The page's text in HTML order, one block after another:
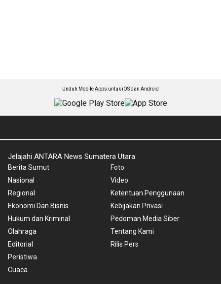
Unduh Mobile Apps untuk iOS dan Android
Jelajahi ANTARA News Sumatera Utara
Berita Sumut
Nasional
Regional
Ekonomi Dan Bisnis
Hukum dan Kriminal
Olahraga
Editorial
Peristiwa
Cuaca
Foto
Video
Ketentuan Penggunaan
Kebijakan Privasi
Pedoman Media Siber
Tentang Kami
Rilis Pers